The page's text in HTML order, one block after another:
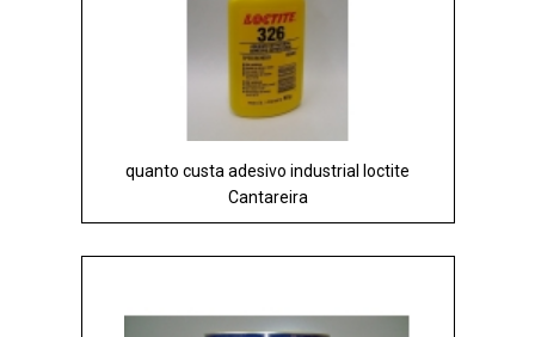
quanto custa adesivo industrial loctite
Cantareira